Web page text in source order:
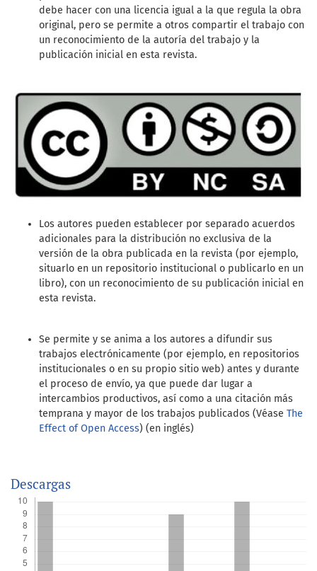
debe hacer con una licencia igual a la que regula la obra
original, pero se permite a otros compartir el trabajo con
un reconocimiento de la autoría del trabajo y la
publicación inicial en esta revista.
Los autores pueden establecer por separado acuerdos
adicionales para la distribución no exclusiva de la
versión de la obra publicada en la revista (por ejemplo,
situarlo en un repositorio institucional o publicarlo en un
libro), con un reconocimiento de su publicación inicial en
esta revista.
Se permite y se anima a los autores a difundir sus
trabajos electrónicamente (por ejemplo, en repositorios
institucionales o en su propio sitio web) antes y durante
el proceso de envío, ya que puede dar lugar a
intercambios productivos, así como a una citación más
temprana y mayor de los trabajos publicados (Véase The
Effect of Open Access) (en inglés)
Descargas